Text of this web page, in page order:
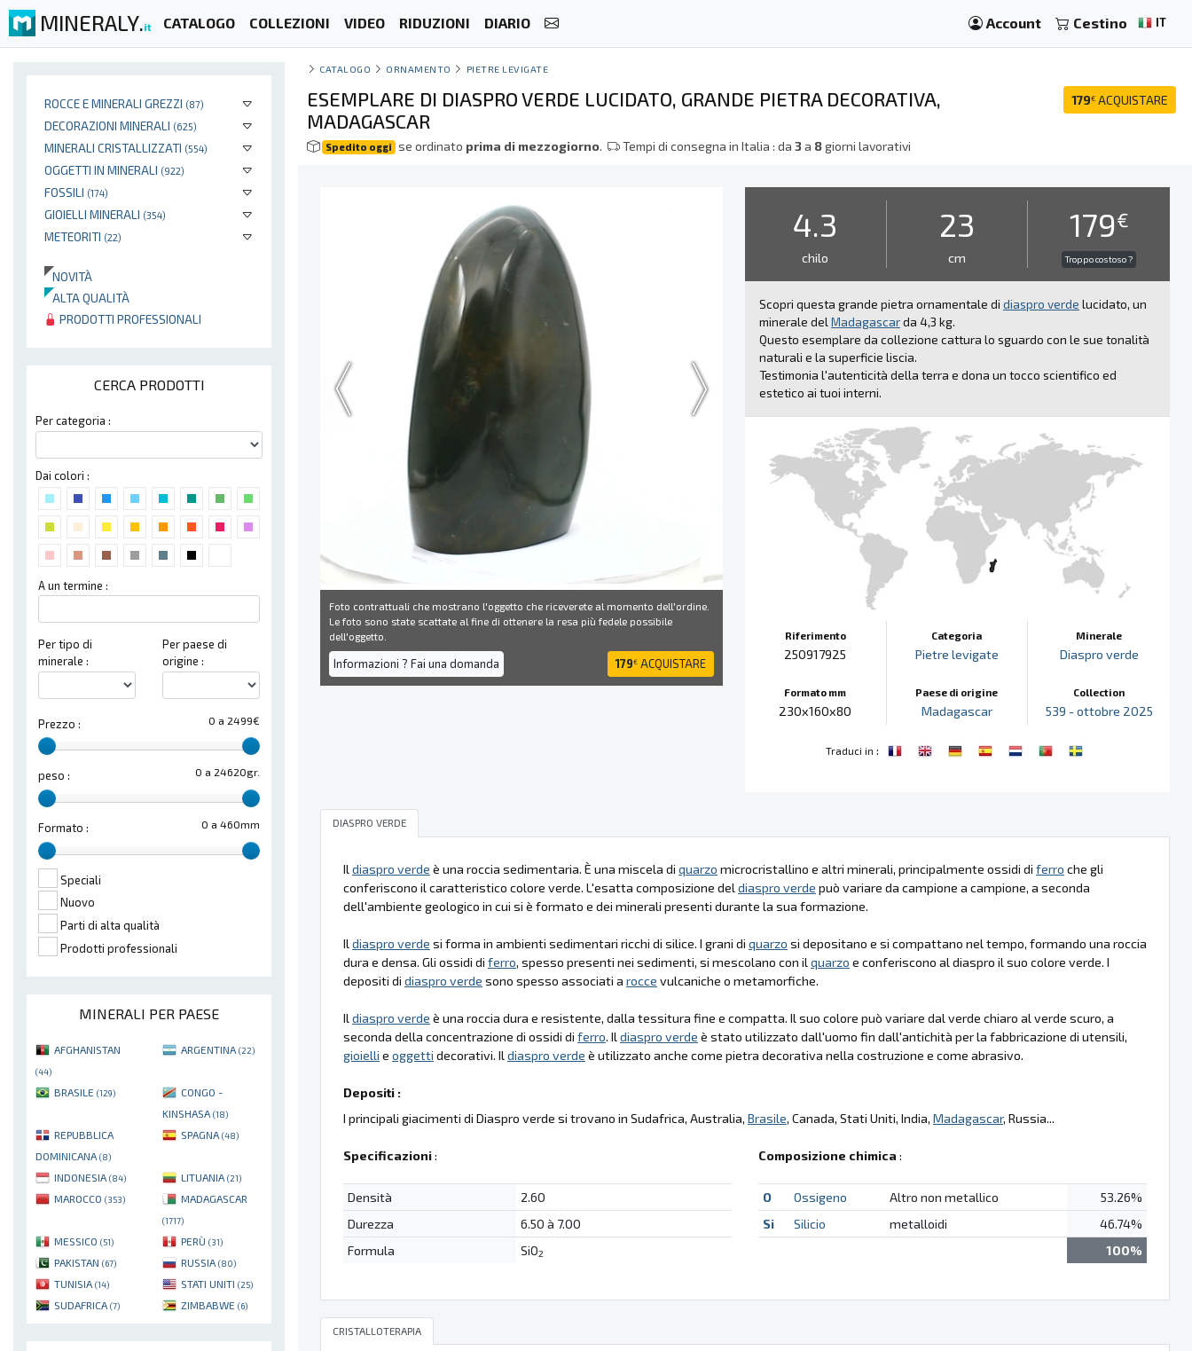
MINERALY.it CATALOGO COLLEZIONI VIDEO RIDUZIONI DIARIO Account Cestino IT
ROCCE E MINERALI GREZZI (87)
DECORAZIONI MINERALI (625)
MINERALI CRISTALLIZZATI (554)
OGGETTI IN MINERALI (922)
FOSSILI (174)
GIOIELLI MINERALI (354)
METEORITI (22)
NOVITÀ
ALTA QUALITÀ
PRODOTTI PROFESSIONALI
CERCA PRODOTTI
Per categoria :
Dai colori :
A un termine :
Per tipo di
minerale :
Per paese di
origine :
0 a 2499€
Prezzo :
0 a 24620gr.
peso :
0 a 460mm
Formato :
Speciali
Nuovo
Parti di alta qualità
Prodotti professionali
MINERALI PER PAESE
AFGHANISTAN
(44)
ARGENTINA (22)
BRASILE (129)
CONGO -
KINSHASA (18)
REPUBBLICA
DOMINICANA (8)
SPAGNA (48)
INDONESIA (84) LITUANIA (21)
MAROCCO (353) MADAGASCAR
(1717)
MESSICO (51) PERÙ (31)
PAKISTAN (67) RUSSIA (80)
TUNISIA (14) STATI UNITI (25)
SUDAFRICA (7) ZIMBABWE (6)
CATALOGO ORNAMENTO PIETRE LEVIGATE
179€ ACQUISTARE
ESEMPLARE DI DIASPRO VERDE LUCIDATO, GRANDE PIETRA DECORATIVA,
MADAGASCAR
Spedito oggi se ordinato prima di mezzogiorno. Tempi di consegna in Italia : da3a 8giorni lavorativi
Foto contrattuali che mostrano l'oggetto che riceverete al momento dell'ordine.
Le foto sono state scattate al fine di ottenere la resa più fedele possibile
dell'oggetto.
Informazioni ? Fai una domanda 179€ ACQUISTARE
4.3
chilo
23
cm
179€
Troppo costoso ?
Scopri questa grande pietra ornamentale di diaspro verde lucidato, un
minerale del Madagascarda 4,3 kg.
Questo esemplare da collezione cattura lo sguardo con le sue tonalità
naturali e la superficie liscia.
Testimonia l'autenticità della terra e dona un tocco scientifico ed
estetico ai tuoi interni.
Riferimento
250917925
Formato mm
230x160x80
Categoria
Pietre levigate
Paese di origine
Madagascar
Minerale
Diaspro verde
Collection
539 - ottobre 2025
Traduci in :
DIASPRO VERDE
Il diaspro verde è una roccia sedimentaria. È una miscela di quarzo microcristallino e altri minerali, principalmente ossidi di ferro che gli
conferiscono il caratteristico colore verde. L'esatta composizione del diaspro verde può variare da campione a campione, a seconda
dell'ambiente geologico in cui si è formato e dei minerali presenti durante la sua formazione.
Il diaspro verde si forma in ambienti sedimentari ricchi di silice. I grani di quarzo si depositano e si compattano nel tempo, formando una roccia
dura e densa. Gli ossidi di ferro, spesso presenti nei sedimenti, si mescolano con il quarzo e conferiscono al diaspro il suo colore verde. I
depositi di diaspro verde sono spesso associati a rocce vulcaniche o metamorfiche.
Il diaspro verde è una roccia dura e resistente, dalla tessitura fine e compatta. Il suo colore può variare dal verde chiaro al verde scuro, a
seconda della concentrazione di ossidi di ferro. Il diaspro verde è stato utilizzato dall'uomo fin dall'antichità per la fabbricazione di utensili,
gioielli e oggetti decorativi. Il diaspro verde è utilizzato anche come pietra decorativa nella costruzione e come abrasivo.
Depositi :
I principali giacimenti di Diaspro verde si trovano in Sudafrica, Australia, Brasile, Canada, Stati Uniti, India, Madagascar, Russia...
Specificazioni:
Densità
2.60
Durezza
6.50 à 7.00
Formula
SiO2
Composizione chimica :
O Ossigeno Altro non metallico
53.26%
Si
Silicio metalloidi
46.74%
100%
CRISTALLOTERAPIA